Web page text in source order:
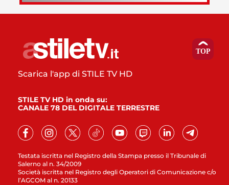
Testata iscritta nel Registro della Stampa presso il Tribunale di
Salerno al n. 34/2009
Società iscritta nel Registro degli Operatori di Comunicazione c/o
l’AGCOM al n. 20133
Scarica l'app di STILE TV HD
STILE TV HD in onda su:
CANALE 78 DEL DIGITALE TERRESTRE